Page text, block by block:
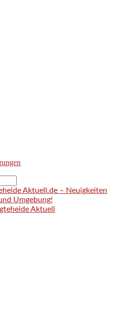
Aktuell.de – Neuigkeiten
Umgebung!